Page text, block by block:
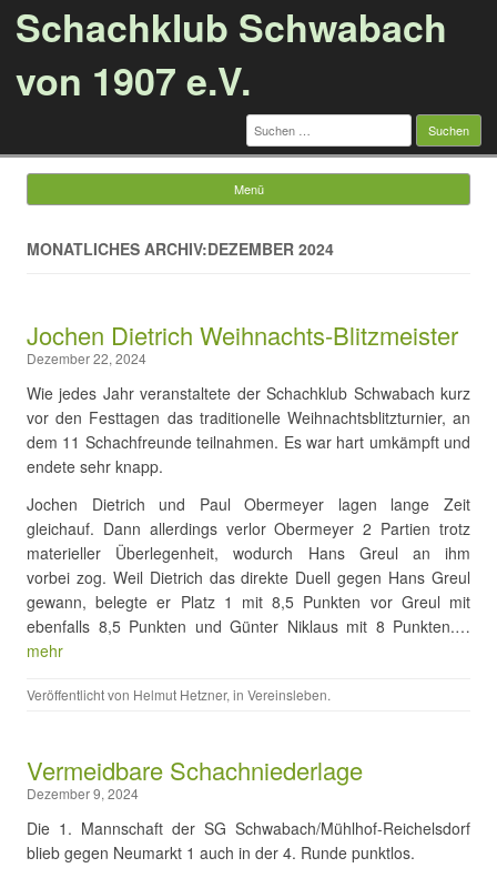
Schachklub Schwabach
von 1907 e.V.
Suchen
nach:
Menü
MONATLICHES ARCHIV:DEZEMBER 2024
Jochen Dietrich Weihnachts-Blitzmeister
Dezember 22, 2024
Wie jedes Jahr veranstaltete der Schachklub Schwabach kurz
vor den Festtagen das traditionelle Weihnachtsblitzturnier, an
dem 11 Schachfreunde teilnahmen. Es war hart umkämpft und
endete sehr knapp.
Jochen Dietrich und Paul Obermeyer lagen lange Zeit
gleichauf. Dann allerdings verlor Obermeyer 2 Partien trotz
materieller Überlegenheit, wodurch Hans Greul an ihm
vorbei zog. Weil Dietrich das direkte Duell gegen Hans Greul
gewann, belegte er Platz 1 mit 8,5 Punkten vor Greul mit
ebenfalls 8,5 Punkten und Günter Niklaus mit 8 Punkten.…
mehr
Veröffentlicht von Helmut Hetzner, in Vereinsleben.
Vermeidbare Schachniederlage
Dezember 9, 2024
Die 1. Mannschaft der SG Schwabach/Mühlhof-Reichelsdorf
blieb gegen Neumarkt 1 auch in der 4. Runde punktlos.